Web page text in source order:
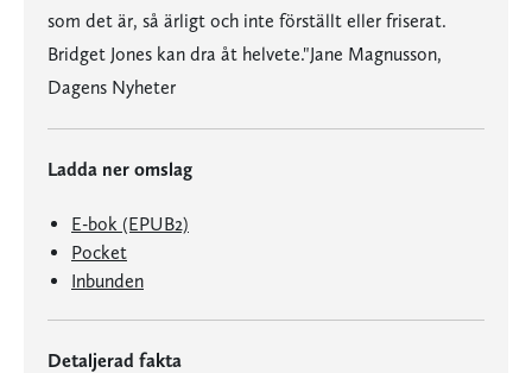
som det är, så ärligt och inte förställt eller friserat.
Bridget Jones kan dra åt helvete."Jane Magnusson,
Dagens Nyheter
Ladda ner omslag
E-bok (EPUB2)
Pocket
Inbunden
Detaljerad fakta